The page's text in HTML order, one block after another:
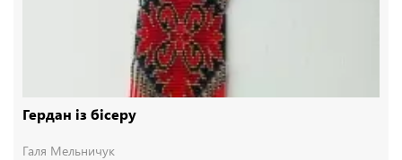
Гердан із бісеру
Галя Мельничук